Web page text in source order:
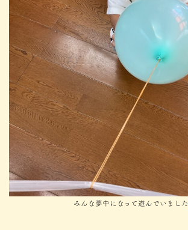
みんな夢中になって遊んでいました